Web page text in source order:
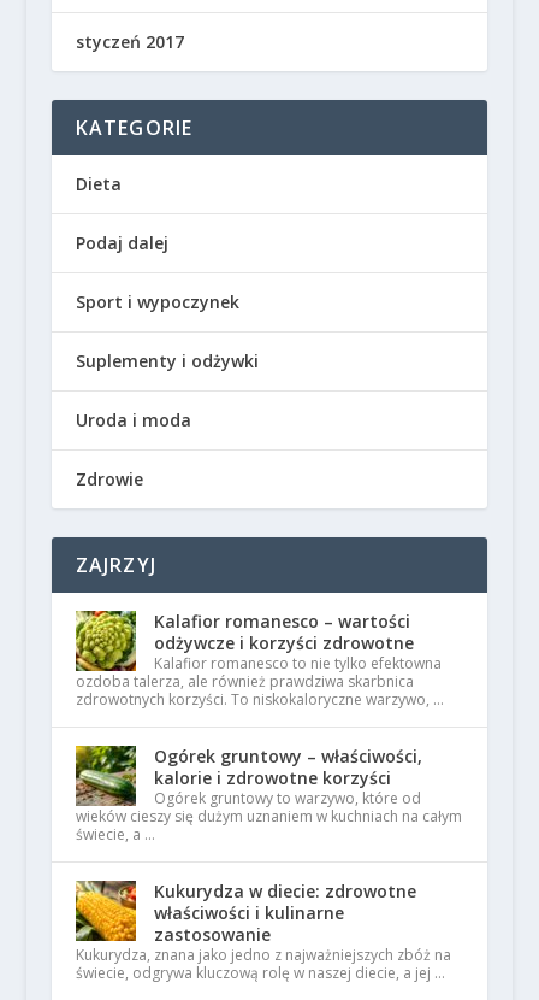
styczeń 2017
KATEGORIE
Dieta
Podaj dalej
Sport i wypoczynek
Suplementy i odżywki
Uroda i moda
Zdrowie
ZAJRZYJ
Kalafior romanesco – wartości
odżywcze i korzyści zdrowotne
Kalafior romanesco to nie tylko efektowna
ozdoba talerza, ale również prawdziwa skarbnica
zdrowotnych korzyści. To niskokaloryczne warzywo, …
Ogórek gruntowy – właściwości,
kalorie i zdrowotne korzyści
Ogórek gruntowy to warzywo, które od
wieków cieszy się dużym uznaniem w kuchniach na całym
świecie, a …
Kukurydza w diecie: zdrowotne
właściwości i kulinarne
zastosowanie
Kukurydza, znana jako jedno z najważniejszych zbóż na
świecie, odgrywa kluczową rolę w naszej diecie, a jej …